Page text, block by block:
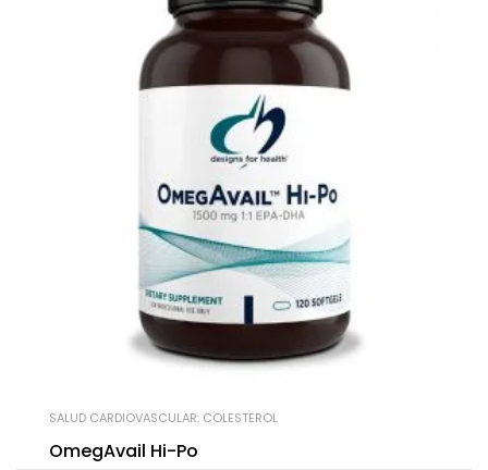
SALUD CARDIOVASCULAR: COLESTEROL
OmegAvail Hi-Po